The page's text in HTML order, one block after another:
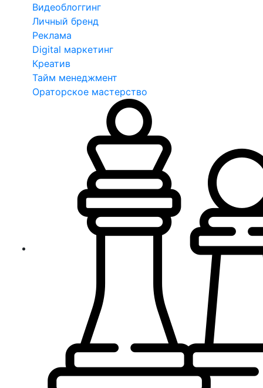
Видеоблоггинг
Личный бренд
Реклама
Digital маркетинг
Креатив
Тайм менеджмент
Ораторское мастерство